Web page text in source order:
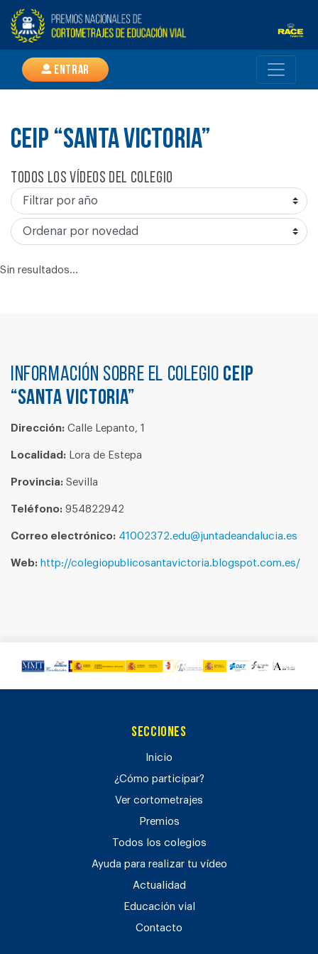
Entrar
CEIP “SANTA VICTORIA”
Todos los vídeos del colegio
Sin resultados...
Información sobre el colegio CEIP
“SANTA VICTORIA”
Dirección: Calle Lepanto, 1
Localidad: Lora de Estepa
Provincia: Sevilla
Teléfono: 954822942
Correo electrónico: 41002372.edu@juntadeandalucia.es
Web: http://colegiopublicosantavictoria.blogspot.com.es/
Secciones
Inicio
¿Cómo participar?
Ver cortometrajes
Premios
Todos los colegios
Ayuda para realizar tu vídeo
Actualidad
Educación vial
Contacto